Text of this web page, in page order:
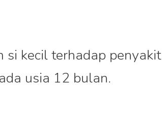
si kecil terhadap penyakit
usia 12 bulan.